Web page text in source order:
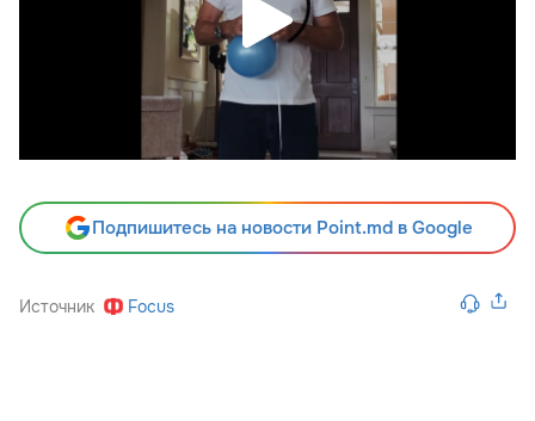
Подпишитесь на новости Point.md в Google
Источник Focus